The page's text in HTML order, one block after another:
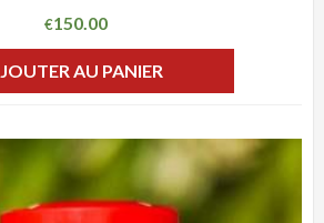
€150.00
AU PANIER